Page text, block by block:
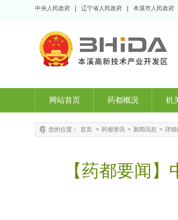
中央人民政府 辽宁省人民政府 本溪市人民政府
网站首页 药都概况 机
您的位置： 首页 > 药都资讯 > 新闻讯息 > 详细
【药都要闻